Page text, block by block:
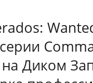
на Диком